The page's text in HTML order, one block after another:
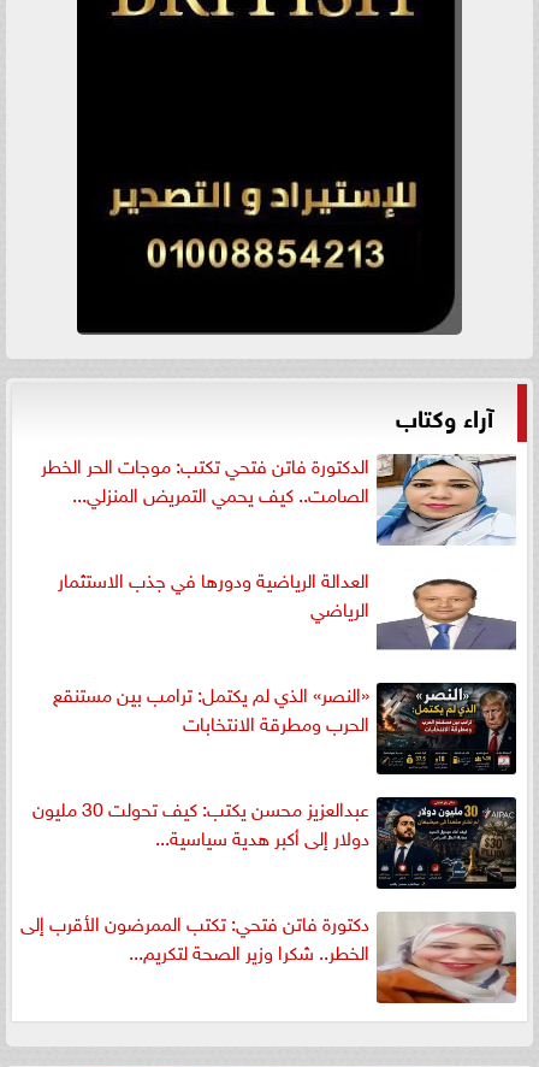
آراء وكتاب
الدكتورة فاتن فتحي تكتب: موجات الحر الخطر
الصامت.. كيف يحمي التمريض المنزلي...
العدالة الرياضية ودورها في جذب الاستثمار
الرياضي
«النصر» الذي لم يكتمل: ترامب بين مستنقع
الحرب ومطرقة الانتخابات
عبدالعزيز محسن يكتب: كيف تحولت 30 مليون
دولار إلى أكبر هدية سياسية...
دكتورة فاتن فتحي: تكتب الممرضون الأقرب إلى
الخطر.. شكرا وزير الصحة لتكريم...